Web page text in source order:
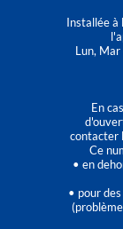
Installée à
Lun,
En
contacter
Ce
• en
• pour